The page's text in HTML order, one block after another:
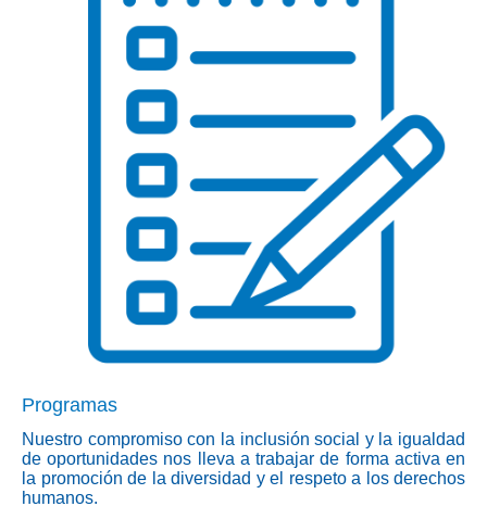
Programas
Nuestro compromiso con la inclusión social y la igualdad
de oportunidades nos lleva a trabajar de forma activa en
la promoción de la diversidad y el respeto a los derechos
humanos.